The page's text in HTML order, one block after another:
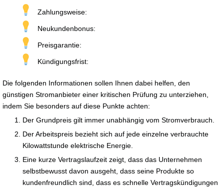
Zahlungsweise:
Neukundenbonus:
Preisgarantie:
Kündigungsfrist:
Die folgenden Informationen sollen Ihnen dabei helfen, den
günstigen Stromanbieter einer kritischen Prüfung zu unterziehen,
indem Sie besonders auf diese Punkte achten:
Der Grundpreis gilt immer unabhängig vom Stromverbrauch.
Der Arbeitspreis bezieht sich auf jede einzelne verbrauchte
Kilowattstunde elektrische Energie.
Eine kurze Vertragslaufzeit zeigt, dass das Unternehmen
selbstbewusst davon ausgeht, dass seine Produkte so
kundenfreundlich sind, dass es schnelle Vertragskündigungen